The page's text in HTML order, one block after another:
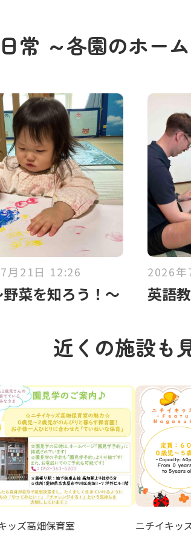
常 ～各園のホー
月21日 12:26
菜を知ろう！〜
2026
英語
近くの施設も
ッズ高畑保育室 ニチイキッ